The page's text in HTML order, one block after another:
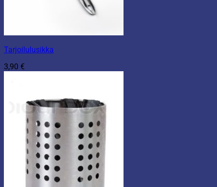
Tarjoilulusikka
3,90 €